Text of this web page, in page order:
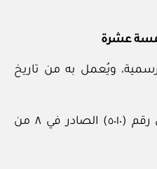
عشرة
ويُعمل به من تاريخ
نشر في عدد جريدة أم القرى رقم (٥٠١٠) الصادر في ٨ من